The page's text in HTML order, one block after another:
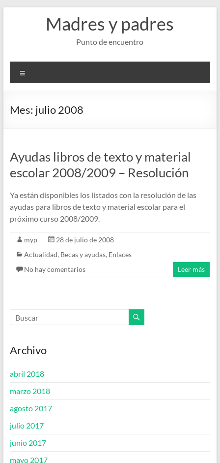
Madres y padres
Punto de encuentro
Mes: julio 2008
Ayudas libros de texto y material
escolar 2008/2009 – Resolución
Ya están disponibles los listados con la resolución de las
ayudas para libros de texto y material escolar para el
próximo curso 2008/2009.
myp
28 de julio de 2008
Actualidad, Becas y ayudas, Enlaces
No hay comentarios
Leer más
Archivo
abril 2018
marzo 2018
agosto 2017
julio 2017
junio 2017
mayo 2017